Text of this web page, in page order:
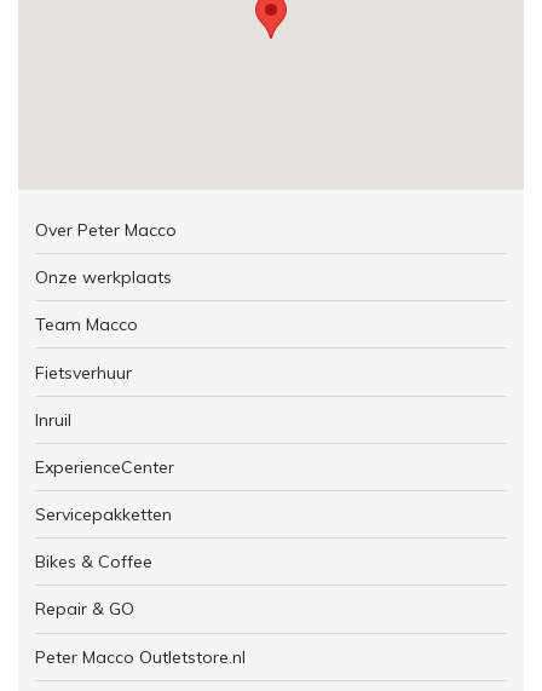
Over Peter Macco
Onze werkplaats
Team Macco
Fietsverhuur
Inruil
ExperienceCenter
Servicepakketten
Bikes & Coffee
Repair & GO
Peter Macco Outletstore.nl